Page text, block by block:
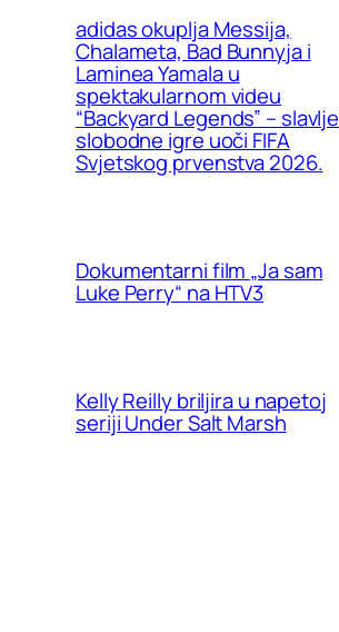
adidas okuplja Messija,
Chalameta, Bad Bunnyja i
Laminea Yamala u
spektakularnom videu
“Backyard Legends” – slavlje
slobodne igre uoči FIFA
Svjetskog prvenstva 2026.
Dokumentarni film „Ja sam
Luke Perry“ na HTV3
Kelly Reilly briljira u napetoj
seriji Under Salt Marsh